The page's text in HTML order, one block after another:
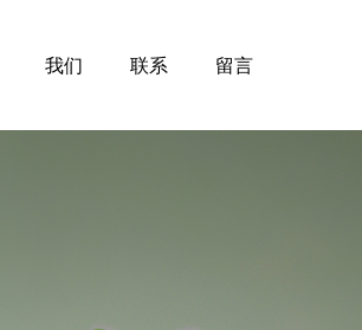
我们 联系 留言